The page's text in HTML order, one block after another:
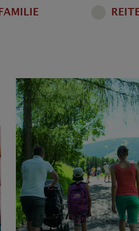
FAMILIE